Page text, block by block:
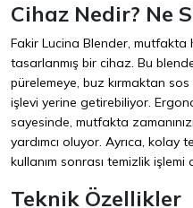
Cihaz Nedir? Ne
Fakir Lucina Blender,
tasarlanmış bir cihaz. Bu
pürelemeye, buz kırmaktan
işlevi yerine getirebiliyor.
sayesinde, mutfakta
yardımcı oluyor. Ayrıca, kolay
kullanım sonrası temizlik
Teknik Özellikler